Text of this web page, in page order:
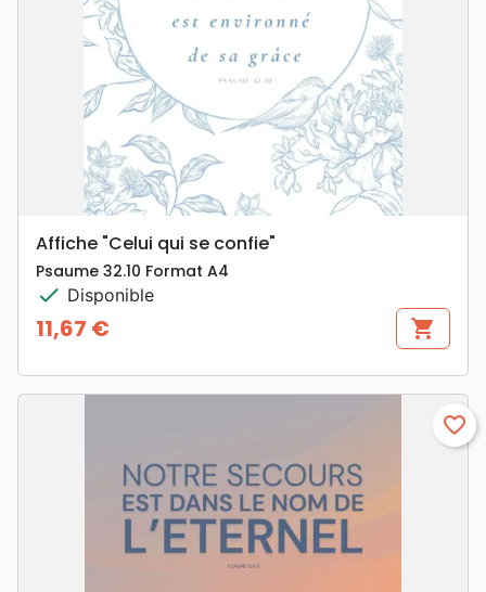
Affiche "Celui qui se confie"
Psaume 32.10 Format A4
check Disponible
Prix
11,67 € shopping_cart
favorite_border